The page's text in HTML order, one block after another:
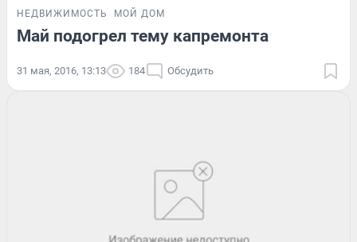
НЕДВИЖИМОСТЬ МОЙ ДОМ
Май подогрел тему капремонта
31 мая, 2016, 13:13 184 Обсудить